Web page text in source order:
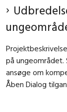
på ungeområdet.
ansøge om
Åben Dialog